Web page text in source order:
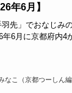
年6月】
先」でおなじみ
年6月に京都府内4
なこ（京都つーしん編